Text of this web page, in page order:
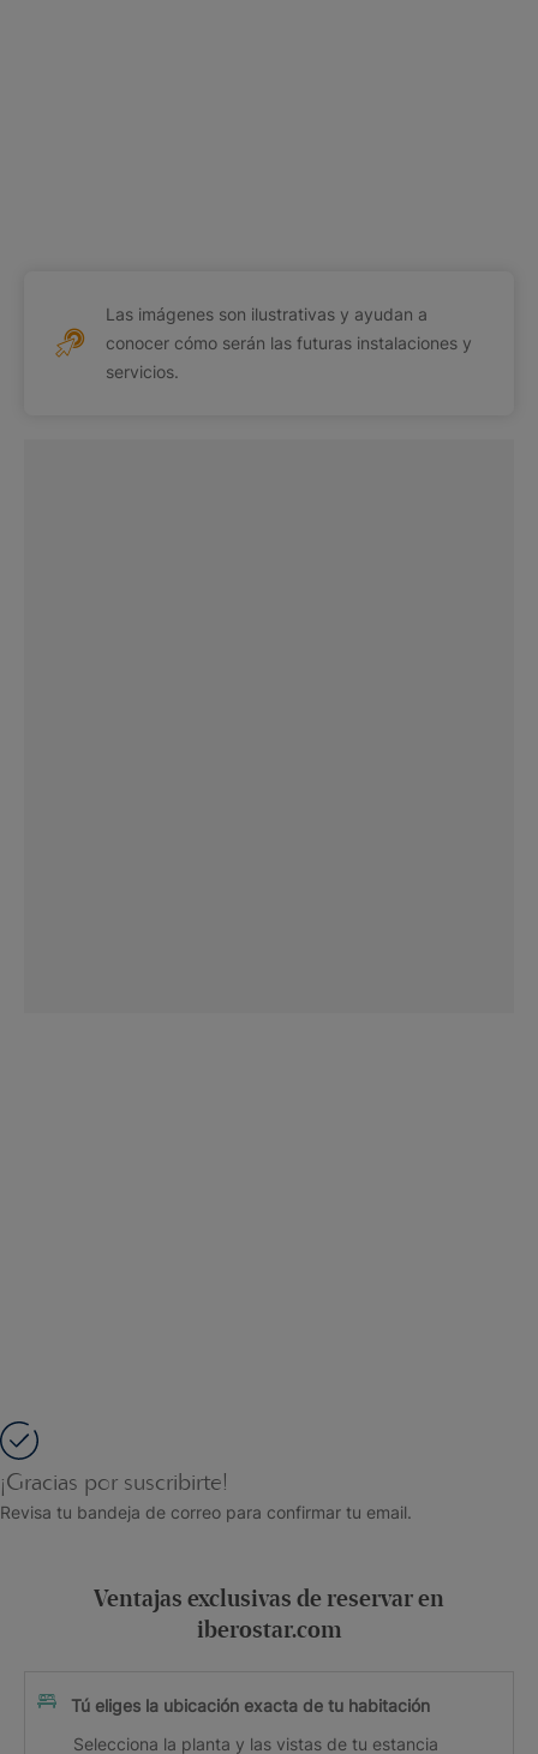
Las imágenes son ilustrativas y ayudan a
conocer cómo serán las futuras instalaciones y
servicios.
¡Gracias por suscribirte!
Revisa tu bandeja de correo para confirmar tu email.
Ventajas exclusivas de reservar en
iberostar.com
Tú eliges la ubicación exacta de tu habitación
Selecciona la planta y las vistas de tu estancia